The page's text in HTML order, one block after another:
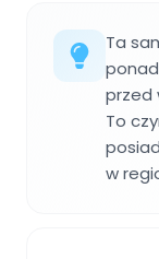
Ta
przed
To
w